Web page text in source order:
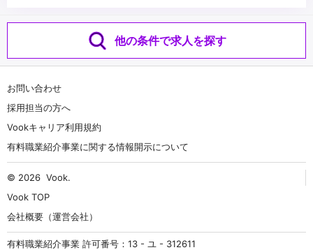
他の条件で求人を探す
お問い合わせ
採用担当の方へ
Vookキャリア利用規約
有料職業紹介事業に関する情報開示について
© 2026 Vook.
Vook TOP
会社概要（運営会社）
有料職業紹介事業 許可番号：13 - ユ - 312611